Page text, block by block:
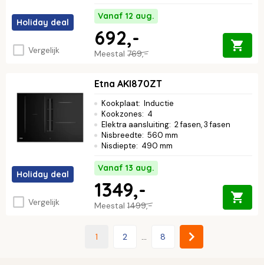
Holiday deal
Vergelijk
Vanaf 12 aug.
Meestal 769,-
692,-
Holiday deal
Vergelijk
Etna AKI870ZT
Kookplaat: Inductie
Kookzones: 4
Elektra aansluiting: 2 fasen, 3 fasen
Nisbreedte: 560 mm
Nisdiepte: 490 mm
Vanaf 13 aug.
Meestal 1499,-
1349,-
1 2 8